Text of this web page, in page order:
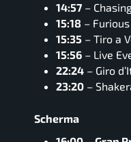
14:57 –
15:18 –
15:35 – Tiro a
15:56 – Live
22:24 – Giro
23:20 –
Scherma